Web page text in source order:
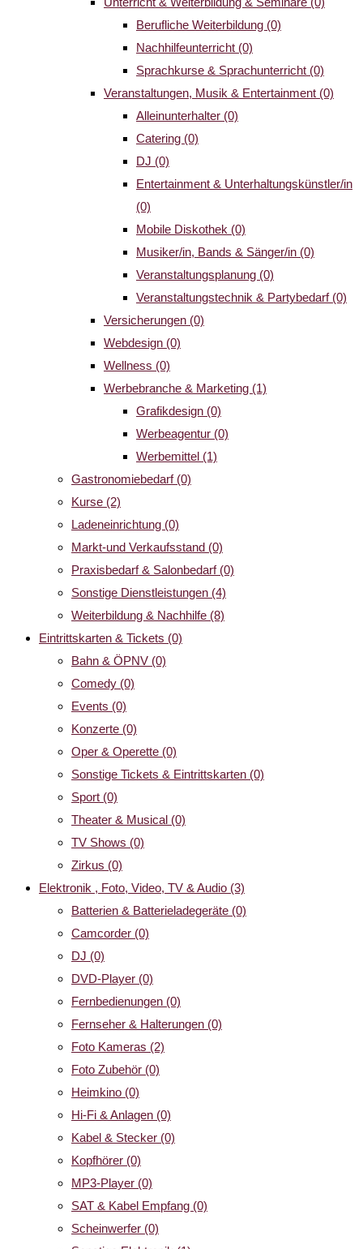
Berufliche Weiterbildung (0)
Nachhilfeunterricht (0)
Sprachkurse & Sprachunterricht (0)
Veranstaltungen, Musik & Entertainment (0)
Alleinunterhalter (0)
Catering (0)
DJ (0)
Entertainment & Unterhaltungskünstler/in
(0)
Mobile Diskothek (0)
Musiker/in, Bands & Sänger/in (0)
Veranstaltungsplanung (0)
Veranstaltungstechnik & Partybedarf (0)
Versicherungen (0)
Webdesign (0)
Wellness (0)
Werbebranche & Marketing (1)
Grafikdesign (0)
Werbeagentur (0)
Werbemittel (1)
Gastronomiebedarf (0)
Kurse (2)
Ladeneinrichtung (0)
Markt-und Verkaufsstand (0)
Praxisbedarf & Salonbedarf (0)
Sonstige Dienstleistungen (4)
Weiterbildung & Nachhilfe (8)
Eintrittskarten & Tickets (0)
Bahn & ÖPNV (0)
Comedy (0)
Events (0)
Konzerte (0)
Oper & Operette (0)
Sonstige Tickets & Eintrittskarten (0)
Sport (0)
Theater & Musical (0)
TV Shows (0)
Zirkus (0)
Elektronik , Foto, Video, TV & Audio (3)
Batterien & Batterieladegeräte (0)
Camcorder (0)
DJ (0)
DVD-Player (0)
Fernbedienungen (0)
Fernseher & Halterungen (0)
Foto Kameras (2)
Foto Zubehör (0)
Heimkino (0)
Hi-Fi & Anlagen (0)
Kabel & Stecker (0)
Kopfhörer (0)
MP3-Player (0)
SAT & Kabel Empfang (0)
Scheinwerfer (0)